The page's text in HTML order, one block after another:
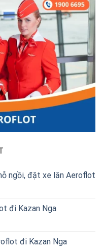
ngồi, đặt xe lăn Aeroflot
đi Kazan Nga
đi Kazan Nga